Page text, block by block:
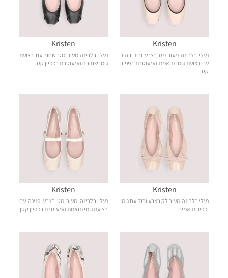
Kristen
נעלי בלרינה מעור מט שחור עם רצועת
גומי שחורה המעוטרת בפפיון קטן
Kristen
נעלי בלרינה מעור מט בצבע ורוד בהיר
עם רצועת גומי תואמת המעוטרת בפפיון
קטן
Kristen
נעלי בלרינה מעור מט בצבע פנינה עם
רצועת גומי תואמת המעוטרת בפפיון קטן
Kristen
נעלי בלרינה מעור לק בצבע ורוד עם גומי
ופפיון תואמים